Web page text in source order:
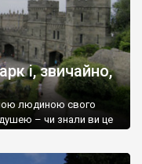
і, звичайно,
людиною свого
– чи знали ви це